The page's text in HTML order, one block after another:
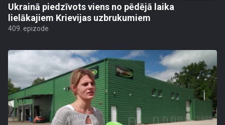
Ukrainā piedzīvots viens no pēdējā laika
lielākajiem Krievijas uzbrukumiem
409. epizode